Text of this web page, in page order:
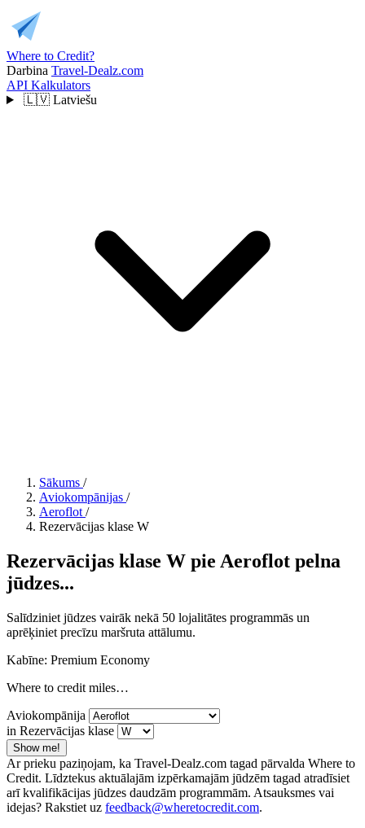
Where to Credit?
Darbina Travel-Dealz.com
API Kalkulators
🇱🇻 Latviešu
Sākums /
Aviokompānijas /
Aeroflot /
Rezervācijas klase W
Rezervācijas klase W pie Aeroflot pelna
jūdzes...
Salīdziniet jūdzes vairāk nekā 50 lojalitātes programmās un
aprēķiniet precīzu maršruta attālumu.
Kabīne: Premium Economy
Where to credit miles…
Aviokompānija
in Rezervācijas klase
Show me!
Ar prieku paziņojam, ka Travel-Dealz.com tagad pārvalda Where to
Credit. Līdztekus aktuālajām izpērkamajām jūdzēm tagad atradīsiet
arī kvalifikācijas jūdzes daudzām programmām. Atsauksmes vai
idejas? Rakstiet uz feedback@wheretocredit.com.